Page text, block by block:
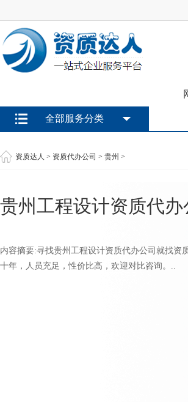
全部服务分类
资质达人 > 资质代办公司 > 贵州 >
贵州工程设计资质代
内容摘要:寻找贵州工程设计资质代办公司就找资
十年，人员充足，性价比高，欢迎对比咨询。..